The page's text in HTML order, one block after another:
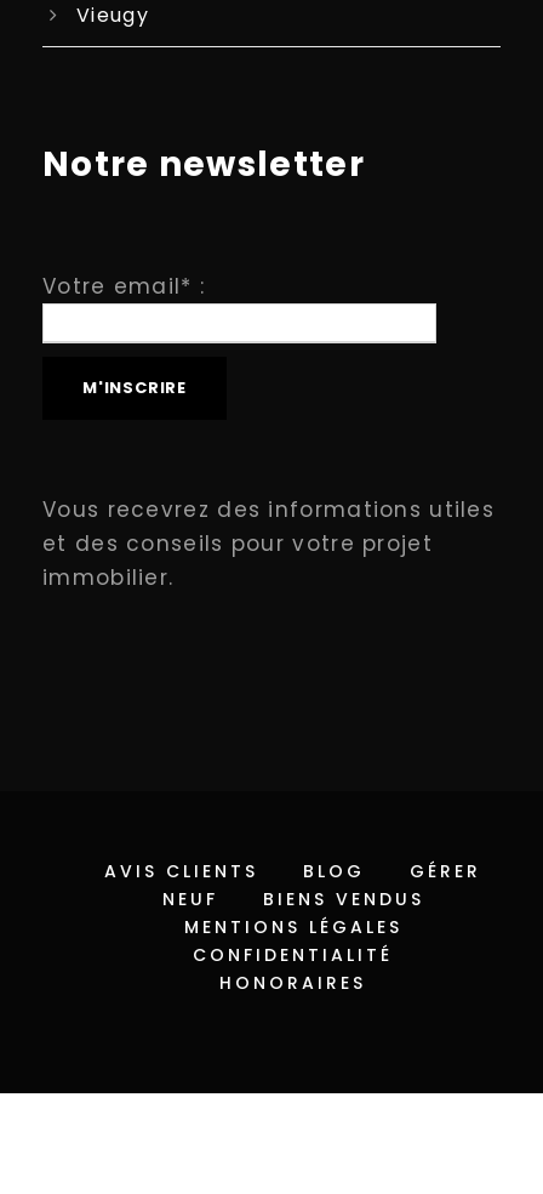
Vieugy
Notre newsletter
Votre email* :
Vous recevrez des informations utiles
et des conseils pour votre projet
immobilier.
AVIS CLIENTS BLOG
GÉRER
NEUF
BIENS VENDUS
MENTIONS LÉGALES
CONFIDENTIALITÉ
HONORAIRES